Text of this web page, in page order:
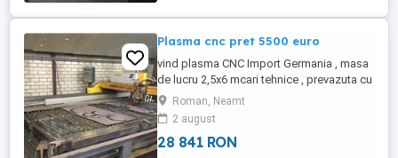
Plasma cnc pret 5500 euro
vind plasma CNC Import Germania , masa
de lucru 2,5x6 mcari tehnice , prevazuta cu
2 capete - electric si oxiacetilenica , stare
tehnica si optica foarte buna,carte
trehnica , computer etc PRET 8000 EURO
Roman, Neamt
2 august
28 841 RON